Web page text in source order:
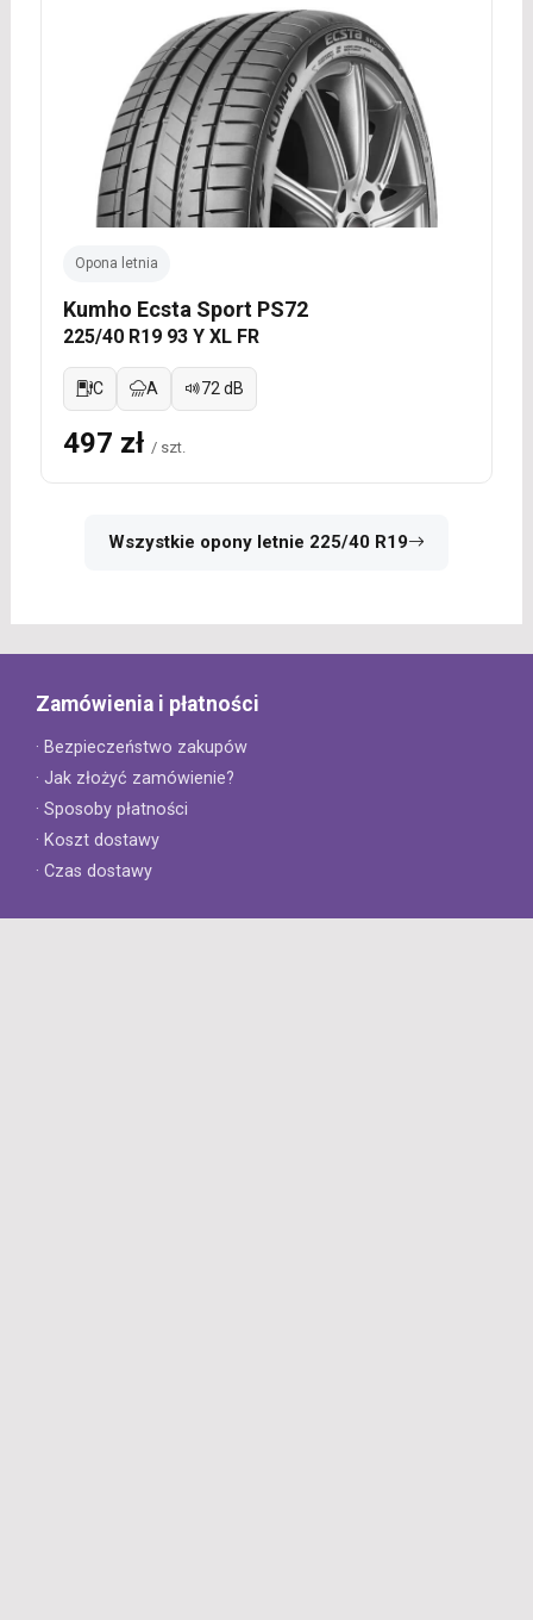
Opona letnia
Kumho Ecsta Sport PS72
225/40 R19 93 Y XL FR
C A 72 dB
497 zł / szt.
Wszystkie opony letnie 225/40 R19
Zamówienia i płatności
· Bezpieczeństwo zakupów
· Jak złożyć zamówienie?
· Sposoby płatności
· Koszt dostawy
· Czas dostawy